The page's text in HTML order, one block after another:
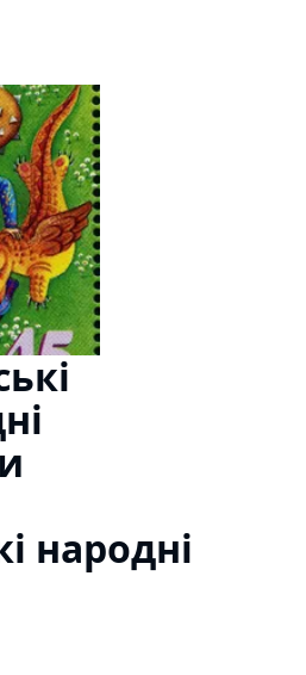
народні